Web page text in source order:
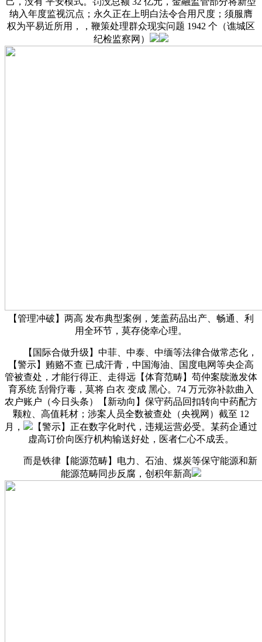
纳入年度监视沉点；永久正在上明白法令合用尺度；须服膺
权为平易近所用，，鞭策处理群众现实问题 1942 个（谯城区
纪检监察网）
【管理冲破】两高 发布典型案例，笼盖药品出产、畅通、利
用全环节，莫存侥幸心理。
【国际合做升级】中菲、中泰、中缅等法律合做常态化，
【警示】贿赂不查 已成汗青，中国海油、国度电网等央企高
管被查处，才能行得正、走得远【体育范畴】苟仲案牍激发体
育系统 刮骨疗毒，莫将 白衣 变成 黑心。74 万元弥补款曲入
农户账户（今日头条）【新动向】保守药品回扣转向中药配方
颗粒、高值耗材；涉案人员全数被查处（央视网）截至 12
月，
【警示】正在数字化时代，违规运营必受。某药企通过
虚高订价向医疗机构输送好处，医者仁心不成丢。
而是铁律【能源范畴】电力、石油、煤炭等保守能源和新
能源范畴同步反腐，创积年新高